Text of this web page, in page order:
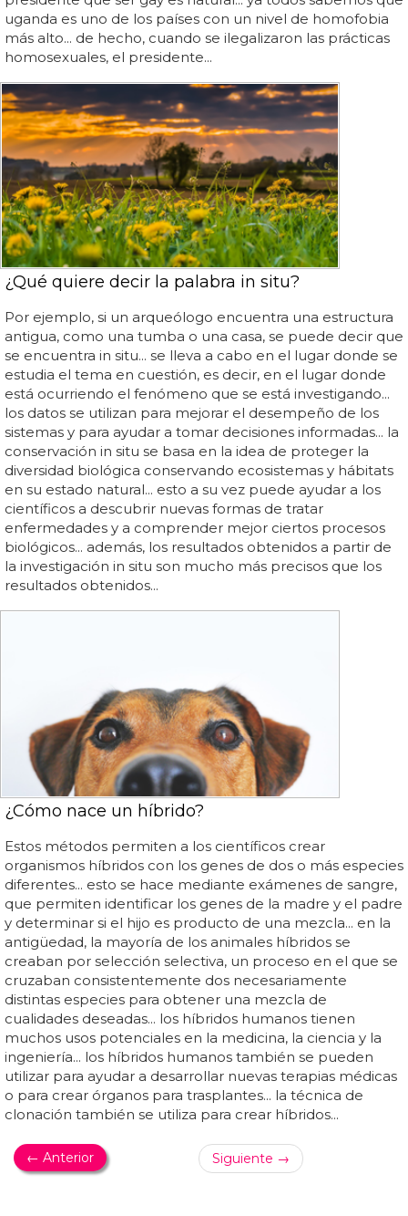
uganda es uno de los países con un nivel de homofobia
más alto... de hecho, cuando se ilegalizaron las prácticas
homosexuales, el presidente...
¿Qué quiere decir la palabra in situ?
Por ejemplo, si un arqueólogo encuentra una estructura
antigua, como una tumba o una casa, se puede decir que
se encuentra in situ... se lleva a cabo en el lugar donde se
estudia el tema en cuestión, es decir, en el lugar donde
está ocurriendo el fenómeno que se está investigando...
los datos se utilizan para mejorar el desempeño de los
sistemas y para ayudar a tomar decisiones informadas... la
conservación in situ se basa en la idea de proteger la
diversidad biológica conservando ecosistemas y hábitats
en su estado natural... esto a su vez puede ayudar a los
científicos a descubrir nuevas formas de tratar
enfermedades y a comprender mejor ciertos procesos
biológicos... además, los resultados obtenidos a partir de
la investigación in situ son mucho más precisos que los
resultados obtenidos...
¿Cómo nace un híbrido?
Estos métodos permiten a los científicos crear
organismos híbridos con los genes de dos o más especies
diferentes... esto se hace mediante exámenes de sangre,
que permiten identificar los genes de la madre y el padre
y determinar si el hijo es producto de una mezcla... en la
antigüedad, la mayoría de los animales híbridos se
creaban por selección selectiva, un proceso en el que se
cruzaban consistentemente dos necesariamente
distintas especies para obtener una mezcla de
cualidades deseadas... los híbridos humanos tienen
muchos usos potenciales en la medicina, la ciencia y la
ingeniería... los híbridos humanos también se pueden
utilizar para ayudar a desarrollar nuevas terapias médicas
o para crear órganos para trasplantes... la técnica de
clonación también se utiliza para crear híbridos...
← Anterior Siguiente →